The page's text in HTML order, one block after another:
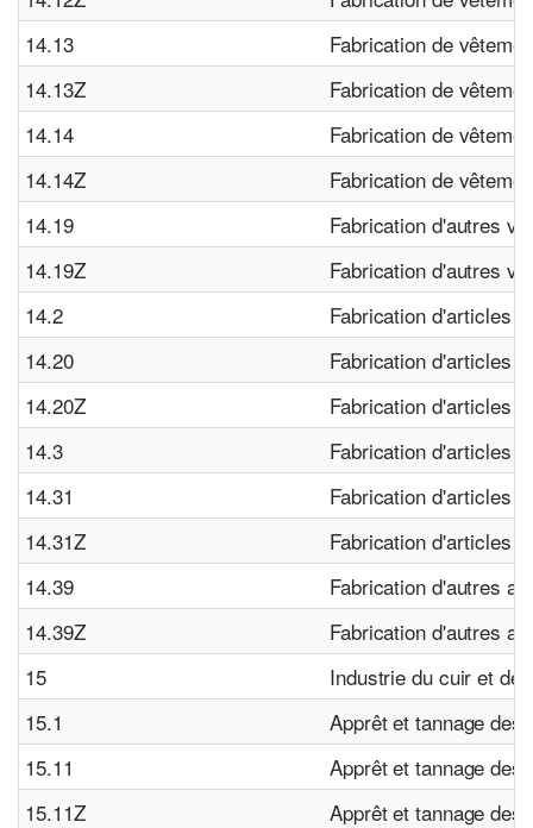
14.13
Fabrication de
14.13Z
Fabrication de
14.14
Fabrication de
14.14Z
Fabrication de
14.19
Fabrication d'autres
14.19Z
Fabrication d'autres
14.2
Fabrication d'articles
14.20
Fabrication d'articles
14.20Z
Fabrication d'articles
14.3
Fabrication d'articles
14.31
Fabrication d'articles
14.31Z
Fabrication d'articles
14.39
Fabrication d'autres
14.39Z
Fabrication d'autres
15
Industrie du cuir et de
15.1
Apprêt et tannage
15.11
Apprêt et tannage
15.11Z
Apprêt et tannage